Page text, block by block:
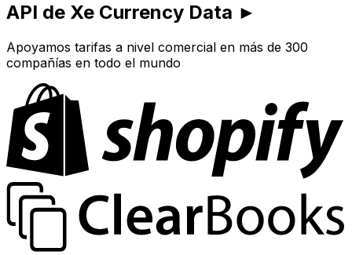
API de Xe Currency Data ►
Apoyamos tarifas a nivel comercial en más de 300
compañías en todo el mundo